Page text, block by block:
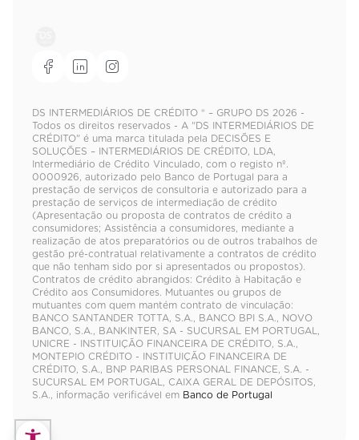
DS INTERMEDIÁRIOS DE CRÉDITO ® – GRUPO DS 2026 -
Todos os direitos reservados - A "DS INTERMEDIÁRIOS DE
CRÉDITO" é uma marca titulada pela DECISÕES E
SOLUÇÕES – INTERMEDIÁRIOS DE CRÉDITO, LDA,
Intermediário de Crédito Vinculado, com o registo nº.
0000926, autorizado pelo Banco de Portugal para a
prestação de serviços de consultoria e autorizado para a
prestação de serviços de intermediação de crédito
(Apresentação ou proposta de contratos de crédito a
consumidores; Assistência a consumidores, mediante a
realização de atos preparatórios ou de outros trabalhos de
gestão pré-contratual relativamente a contratos de crédito
que não tenham sido por si apresentados ou propostos).
Contratos de crédito abrangidos: Crédito à Habitação e
Crédito aos Consumidores. Mutuantes ou grupos de
mutuantes com quem mantém contrato de vinculação:
BANCO SANTANDER TOTTA, S.A., BANCO BPI S.A., NOVO
BANCO, S.A., BANKINTER, SA - SUCURSAL EM PORTUGAL,
UNICRE - INSTITUIÇÃO FINANCEIRA DE CRÉDITO, S.A.,
MONTEPIO CRÉDITO - INSTITUIÇÃO FINANCEIRA DE
CRÉDITO, S.A., BNP PARIBAS PERSONAL FINANCE, S.A. -
SUCURSAL EM PORTUGAL, CAIXA GERAL DE DEPÓSITOS,
S.A., informação verificável em Banco de Portugal